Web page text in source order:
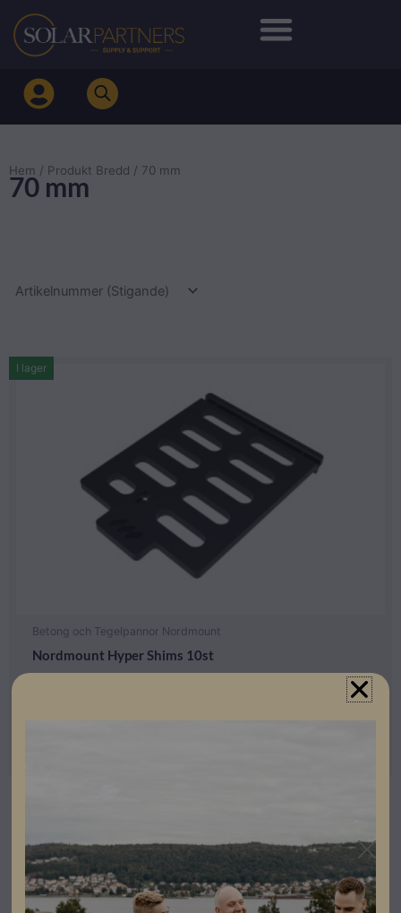
Hoppa
innehåll
Hem / Produkt Bredd / 70 mm
70 mm
Betong och Tegelpannor Nordmount
Nordmount Hyper Shims 10st
I lager